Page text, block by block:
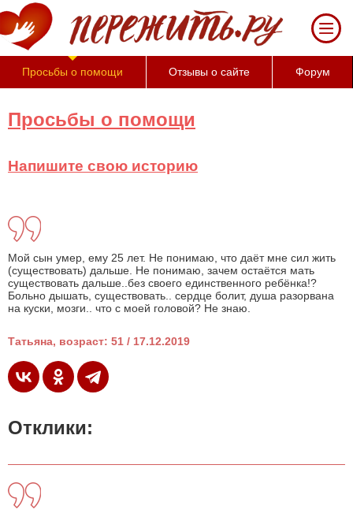
Просьбы о помощи Отзывы о сайте Форум
Просьбы о помощи
Напишите свою историю
Мой сын умер, ему 25 лет. Не понимаю, что даёт мне сил жить
(существовать) дальше. Не понимаю, зачем остаётся мать
существовать дальше..без своего единственного ребёнка!?
Больно дышать, существовать.. сердце болит, душа разорвана
на куски, мозги.. что с моей головой? Не знаю.
Татьяна, возраст: 51 / 17.12.2019
Отклики: